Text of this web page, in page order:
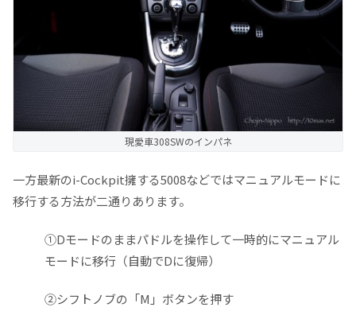
現愛車308SWのインパネ
一方最新のi-Cockpit擁する5008などではマニュアルモードに
移行する方法が二通りあります。
①Dモードのままパドルを操作して一時的にマニュアル
モードに移行（自動でDに復帰）
②シフトノブの「M」ボタンを押す